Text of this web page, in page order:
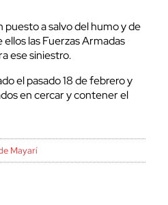
puesto a salvo del humo y de
las Fuerzas Armadas
ese siniestro.
el pasado 18 de febrero y
en cercar y contener el
Mayarí